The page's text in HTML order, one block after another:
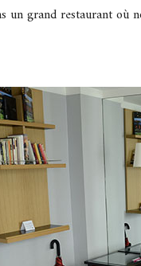
un grand restaurant où